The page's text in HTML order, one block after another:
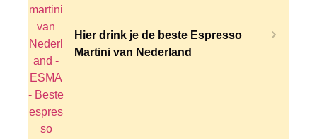
Hier drink je de beste Espresso
Martini van Nederland